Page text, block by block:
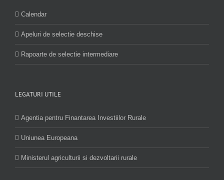
Calendar
Apeluri de selectie deschise
Rapoarte de selectie intermediare
LEGATURI UTILE
Agentia pentru Finantarea Investiilor Rurale
Uniunea Europeana
Ministerul agriculturii si dezvoltarii rurale